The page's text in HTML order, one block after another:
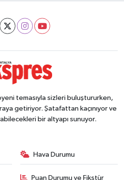
temasıyla sizleri buluştururken,
getiriyor. Şatafattan kaçınıyor ve
bir altyapı sunuyor.
Hava Durumu
Puan Durumu ve Fikstür